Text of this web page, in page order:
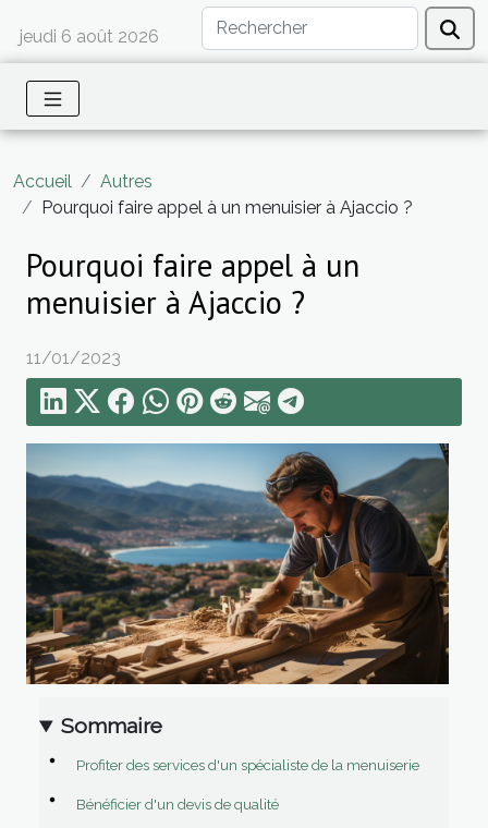
jeudi 6 août 2026
Accueil
Autres
Pourquoi faire appel à un menuisier à Ajaccio ?
Pourquoi faire appel à un
menuisier à Ajaccio ?
11/01/2023
Sommaire
Profiter des services d'un spécialiste de la menuiserie
Bénéficier d'un devis de qualité